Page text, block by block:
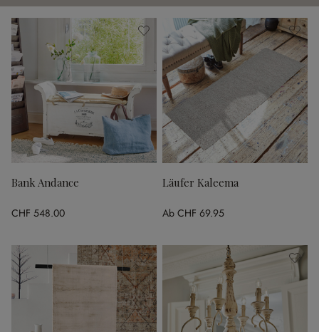
Bank Andance
CHF 548.00
Läufer Kaleema
Ab CHF 69.95